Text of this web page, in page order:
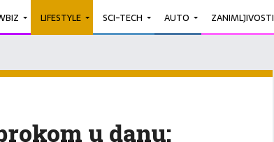
LIFESTYLE SCI-TECH AUTO ZANIMLJIVOSTI
u danu: